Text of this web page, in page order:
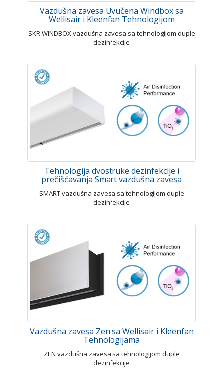
Vazdušna zavesa Uvučena Windbox sa
Wellisair i Kleenfan Tehnologijom
SKR WINDBOX vazdušna zavesa sa tehnologijom duple
dezinfekcije
Tehnologija dvostruke dezinfekcije i
prečišćavanja Smart vazdušna zavesa
SMART vazdušna zavesa sa tehnologijom duple
dezinfekcije
Vazdušna zavesa Zen sa Wellisair i Kleenfan
Tehnologijama
ZEN vazdušna zavesa sa tehnologijom duple
dezinfekcije